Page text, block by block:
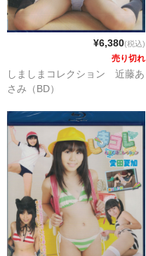
¥6,380(税込)
売り切れ
しましまコレクション 近藤あ
さみ（BD）